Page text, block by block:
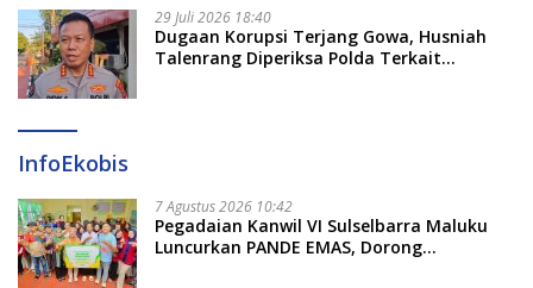
29 Juli 2026 18:40
Dugaan Korupsi Terjang Gowa, Husniah
Talenrang Diperiksa Polda Terkait
InfoEkobis
7 Agustus 2026 10:42
Pegadaian Kanwil VI Sulselbarra Maluku
Luncurkan PANDE EMAS, Dorong